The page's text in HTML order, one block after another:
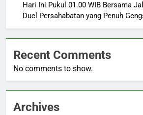
Hari Ini Pukul 01.00 WIB Bersama
Duel Persahabatan yang Penuh
Recent Comments
No comments to show.
Archives